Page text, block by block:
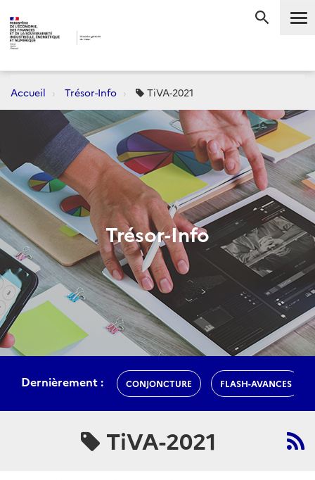
Accueil Trésor-Info TiVA-2021
Trésor-Info
Dernièrement : CONJONCTURE FLASH-AVANCES
TiVA-2021